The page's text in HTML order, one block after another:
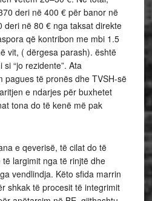
deri në 400 € për banor në
deri në 80 € nga taksat direkte
që kontribon me mbi 1.5
vit, ( dërgesa parash). është
“jo rezidente”. Ata
pagues të pronës dhe TVSH-së
e ndarjes për buxhetet
tona do të kenë më pak
e qeverisë, të cilat do të
largimit nga të rinjtë dhe
vendlindja. Këto sfida marrin
shkak të procesit të integrimit